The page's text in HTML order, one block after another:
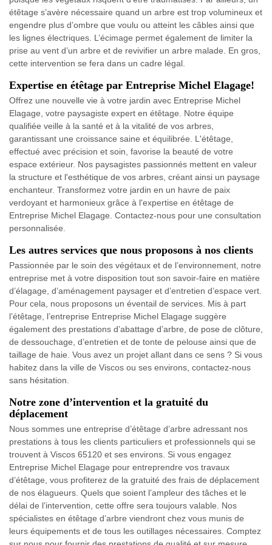
étêtage s’avère nécessaire quand un arbre est trop volumineux et
engendre plus d’ombre que voulu ou atteint les câbles ainsi que
les lignes électriques. L’écimage permet également de limiter la
prise au vent d’un arbre et de revivifier un arbre malade. En gros,
cette intervention se fera dans un cadre légal.
Expertise en étêtage par Entreprise Michel Elagage!
Offrez une nouvelle vie à votre jardin avec Entreprise Michel
Elagage, votre paysagiste expert en étêtage. Notre équipe
qualifiée veille à la santé et à la vitalité de vos arbres,
garantissant une croissance saine et équilibrée. L'étêtage,
effectué avec précision et soin, favorise la beauté de votre
espace extérieur. Nos paysagistes passionnés mettent en valeur
la structure et l'esthétique de vos arbres, créant ainsi un paysage
enchanteur. Transformez votre jardin en un havre de paix
verdoyant et harmonieux grâce à l'expertise en étêtage de
Entreprise Michel Elagage. Contactez-nous pour une consultation
personnalisée.
Les autres services que nous proposons à nos clients
Passionnée par le soin des végétaux et de l’environnement, notre
entreprise met à votre disposition tout son savoir-faire en matière
d’élagage, d’aménagement paysager et d’entretien d’espace vert.
Pour cela, nous proposons un éventail de services. Mis à part
l’étêtage, l’entreprise Entreprise Michel Elagage suggère
également des prestations d’abattage d’arbre, de pose de clôture,
de dessouchage, d’entretien et de tonte de pelouse ainsi que de
taillage de haie. Vous avez un projet allant dans ce sens ? Si vous
habitez dans la ville de Viscos ou ses environs, contactez-nous
sans hésitation.
Notre zone d’intervention et la gratuité du
déplacement
Nous sommes une entreprise d’étêtage d’arbre adressant nos
prestations à tous les clients particuliers et professionnels qui se
trouvent à Viscos 65120 et ses environs. Si vous engagez
Entreprise Michel Elagage pour entreprendre vos travaux
d’étêtage, vous profiterez de la gratuité des frais de déplacement
de nos élagueurs. Quels que soient l’ampleur des tâches et le
délai de l’intervention, cette offre sera toujours valable. Nos
spécialistes en étêtage d’arbre viendront chez vous munis de
leurs équipements et de tous les outillages nécessaires. Comptez